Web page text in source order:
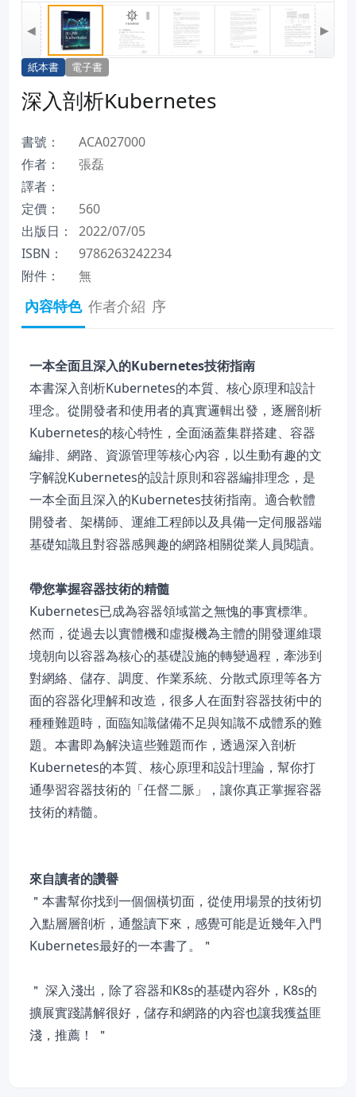
◀ ▶
紙本書 電子書
深入剖析Kubernetes
書號：
ACA027000
作者：
張磊
譯者：
定價：
560
出版日：
2022/07/05
ISBN：
9786263242234
附件：
無
內容特色 作者介紹 序
一本全面且深入的Kubernetes技術指南
本書深入剖析Kubernetes的本質、核心原理和設計
理念。從開發者和使用者的真實邏輯出發，逐層剖析
Kubernetes的核心特性，全面涵蓋集群搭建、容器
編排、網路、資源管理等核心內容，以生動有趣的文
字解說Kubernetes的設計原則和容器編排理念，是
一本全面且深入的Kubernetes技術指南。適合軟體
開發者、架構師、運維工程師以及具備一定伺服器端
基礎知識且對容器感興趣的網路相關從業人員閱讀。
帶您掌握容器技術的精髓
Kubernetes已成為容器領域當之無愧的事實標準。
然而，從過去以實體機和虛擬機為主體的開發運維環
境朝向以容器為核心的基礎設施的轉變過程，牽涉到
對網絡、儲存、調度、作業系統、分散式原理等各方
面的容器化理解和改造，很多人在面對容器技術中的
種種難題時，面臨知識儲備不足與知識不成體系的難
題。本書即為解決這些難題而作，透過深入剖析
Kubernetes的本質、核心原理和設計理論，幫你打
通學習容器技術的「任督二脈」，讓你真正掌握容器
技術的精髓。
來自讀者的讚譽
＂本書幫你找到一個個橫切面，從使用場景的技術切
入點層層剖析，通盤讀下來，感覺可能是近幾年入門
Kubernetes最好的一本書了。＂
＂ 深入淺出，除了容器和K8s的基礎內容外，K8s的
擴展實踐講解很好，儲存和網路的內容也讓我獲益匪
淺，推薦！ ＂